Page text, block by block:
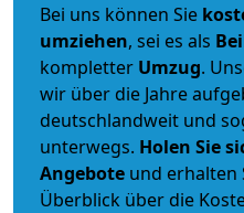
Bei uns können Sie
umziehen, sei es als
kompletter Umzug.
wir über die Jahre
deutschlandweit und
unterwegs. Holen Sie
Angebote und erhalten
Überblick über die